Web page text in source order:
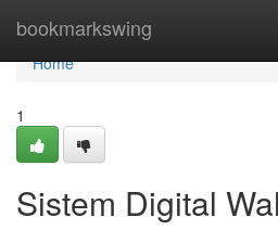
bookmarkswing
Home
Home
1
Sistem Digital